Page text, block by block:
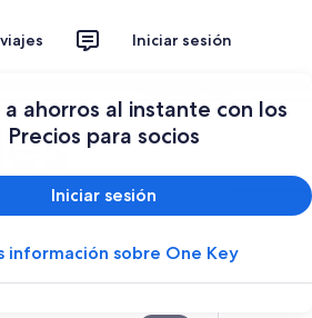
Iniciar sesión
ahorros al instante con los
Precios para socios
Iniciar sesión
información sobre One Key